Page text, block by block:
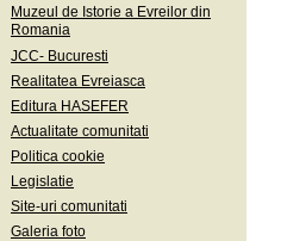
Muzeul de Istorie a Evreilor din
Romania
JCC- Bucuresti
Realitatea Evreiasca
Editura HASEFER
Actualitate comunitati
Politica cookie
Legislatie
Site-uri comunitati
Galeria foto